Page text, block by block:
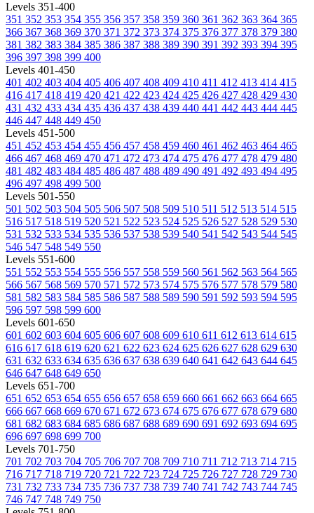
Levels 351-400
351 352 353 354 355 356 357 358 359 360 361 362 363 364 365
366 367 368 369 370 371 372 373 374 375 376 377 378 379 380
381 382 383 384 385 386 387 388 389 390 391 392 393 394 395
396 397 398 399 400
Levels 401-450
401 402 403 404 405 406 407 408 409 410 411 412 413 414 415
416 417 418 419 420 421 422 423 424 425 426 427 428 429 430
431 432 433 434 435 436 437 438 439 440 441 442 443 444 445
446 447 448 449 450
Levels 451-500
451 452 453 454 455 456 457 458 459 460 461 462 463 464 465
466 467 468 469 470 471 472 473 474 475 476 477 478 479 480
481 482 483 484 485 486 487 488 489 490 491 492 493 494 495
496 497 498 499 500
Levels 501-550
501 502 503 504 505 506 507 508 509 510 511 512 513 514 515
516 517 518 519 520 521 522 523 524 525 526 527 528 529 530
531 532 533 534 535 536 537 538 539 540 541 542 543 544 545
546 547 548 549 550
Levels 551-600
551 552 553 554 555 556 557 558 559 560 561 562 563 564 565
566 567 568 569 570 571 572 573 574 575 576 577 578 579 580
581 582 583 584 585 586 587 588 589 590 591 592 593 594 595
596 597 598 599 600
Levels 601-650
601 602 603 604 605 606 607 608 609 610 611 612 613 614 615
616 617 618 619 620 621 622 623 624 625 626 627 628 629 630
631 632 633 634 635 636 637 638 639 640 641 642 643 644 645
646 647 648 649 650
Levels 651-700
651 652 653 654 655 656 657 658 659 660 661 662 663 664 665
666 667 668 669 670 671 672 673 674 675 676 677 678 679 680
681 682 683 684 685 686 687 688 689 690 691 692 693 694 695
696 697 698 699 700
Levels 701-750
701 702 703 704 705 706 707 708 709 710 711 712 713 714 715
716 717 718 719 720 721 722 723 724 725 726 727 728 729 730
731 732 733 734 735 736 737 738 739 740 741 742 743 744 745
746 747 748 749 750